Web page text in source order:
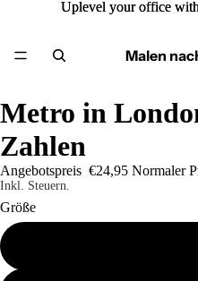
Uplevel your office
Uplevel your office
Malen
Metro in
Zahlen
Angebotspreis €24,95 Normaler
Inkl. Steuern.
Größe